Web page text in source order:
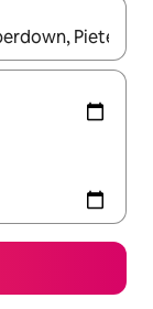
tên lên và